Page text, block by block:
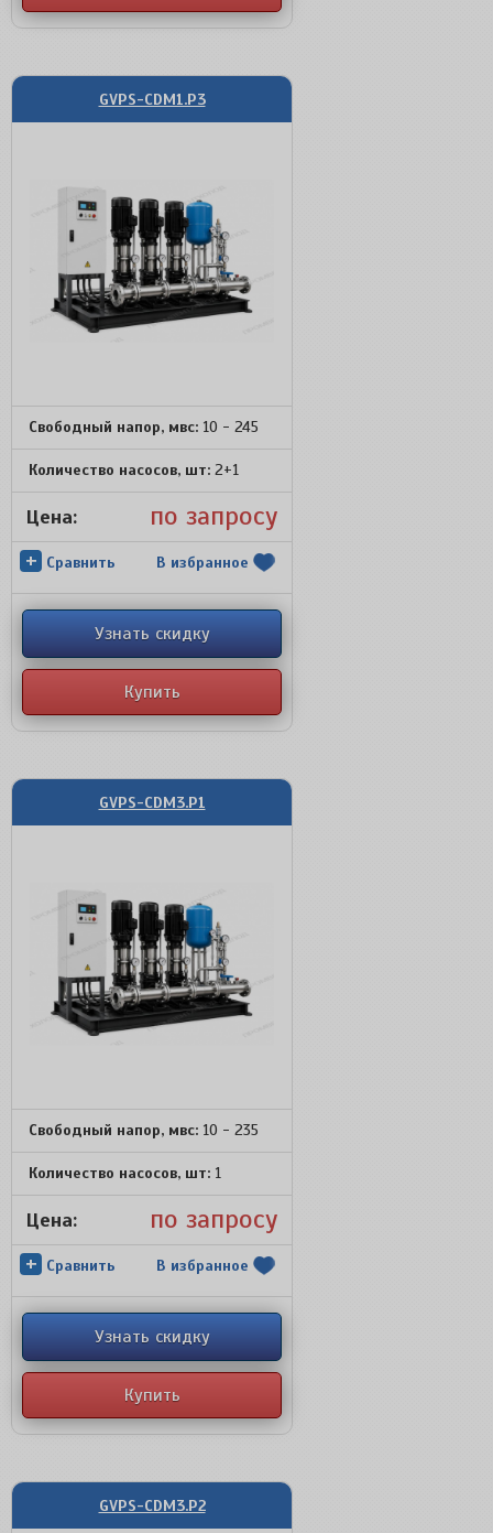
GVPS-CDM1.P3
Свободный напор, мвс: 10 - 245
Количество насосов, шт: 2+1
Цена: по запросу
+ Сравнить В избранное
Узнать скидку
Купить
GVPS-CDM3.P1
Свободный напор, мвс: 10 - 235
Количество насосов, шт: 1
Цена: по запросу
+ Сравнить В избранное
Узнать скидку
Купить
GVPS-CDM3.P2